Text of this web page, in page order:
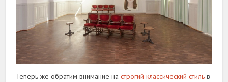
Теперь же обратим внимание настрогий классический стиль в